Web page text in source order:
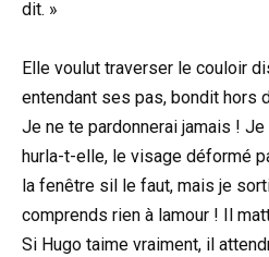
dit. »
Elle voulut traverser le couloir
entendant ses pas, bondit hors
Je ne te pardonnerai jamais !
hurla-t-elle, le visage déformé
la fenêtre sil le faut, mais je
comprends rien à lamour ! Il
Si Hugo taime vraiment, il